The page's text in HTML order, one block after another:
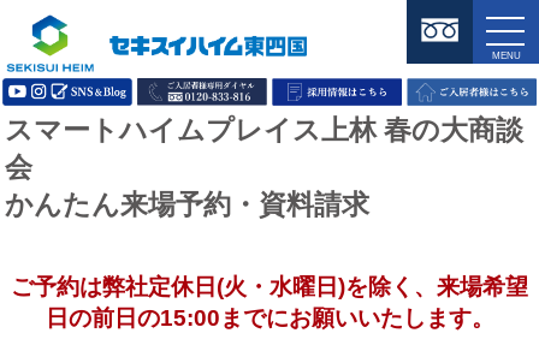
スマートハイムプレイス上林 春の大商談
会
かんたん来場予約・資料請求
ご予約は弊社定休日(火・水曜日)を除く、来場希望
日の前日の15:00までにお願いいたします。